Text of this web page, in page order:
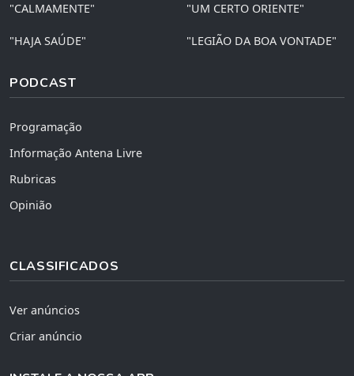
"CALMAMENTE" "UM CERTO ORIENTE"
"HAJA SAÚDE" "LEGIÃO DA BOA VONTADE"
PODCAST
Programação
Informação Antena Livre
Rubricas
Opinião
CLASSIFICADOS
Ver anúncios
Criar anúncio